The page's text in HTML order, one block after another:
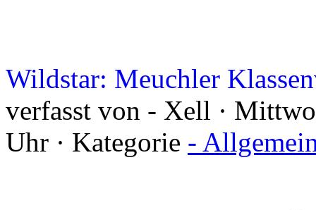
Wildstar: Meuchler
verfasst von - Xell ·
Uhr · Kategorie -